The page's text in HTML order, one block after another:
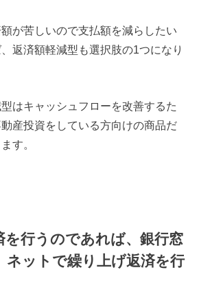
が苦しいので支払額を減らしたい
返済額軽減型も選択肢の1つになり
はキャッシュフローを改善するた
産投資をしている方向けの商品だ
す。
を行うのであれば、銀行窓
ネットで繰り上げ返済を行